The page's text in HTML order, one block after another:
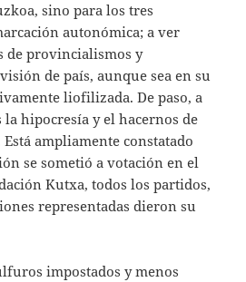
sino para los tres
autonómica; a ver
de provincialismos y
de país, aunque sea en su
liofilizada. De paso, a
hipocresía y el hacernos de
ampliamente constatado
se sometió a votación en el
Kutxa, todos los partidos,
representadas dieron su
impostados y menos